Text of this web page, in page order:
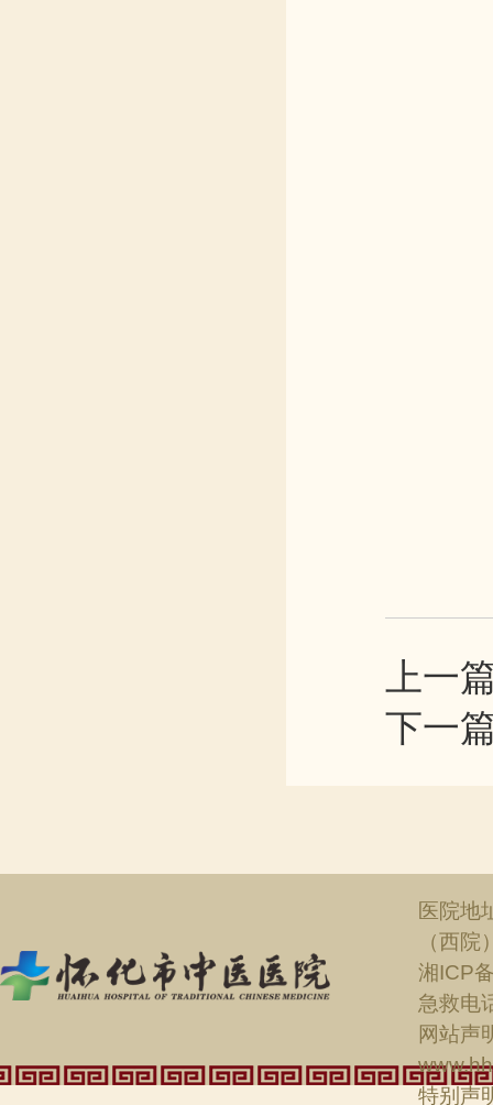
上一
下一
医院地
（西院
湘ICP
急救电
网站声
特别声